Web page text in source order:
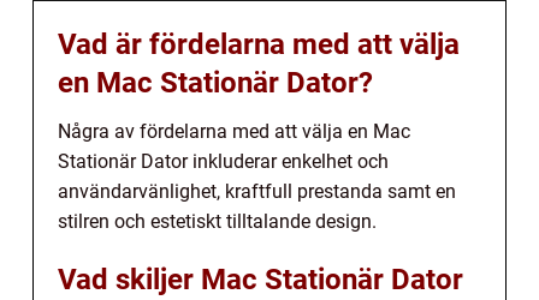
Vad är fördelarna med att välja
en Mac Stationär Dator?
Några av fördelarna med att välja en Mac
Stationär Dator inkluderar enkelhet och
användarvänlighet, kraftfull prestanda samt en
stilren och estetiskt tilltalande design.
Vad skiljer Mac Stationär Dator